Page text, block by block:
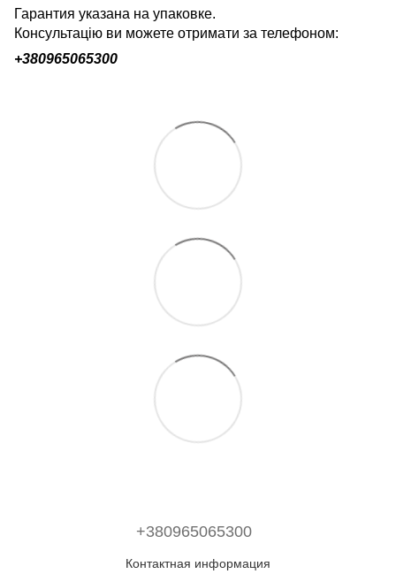
Гарантия указана на упаковке.
Консультацію ви можете отримати за телефоном:
+380965065300
+380965065300
Контактная информация